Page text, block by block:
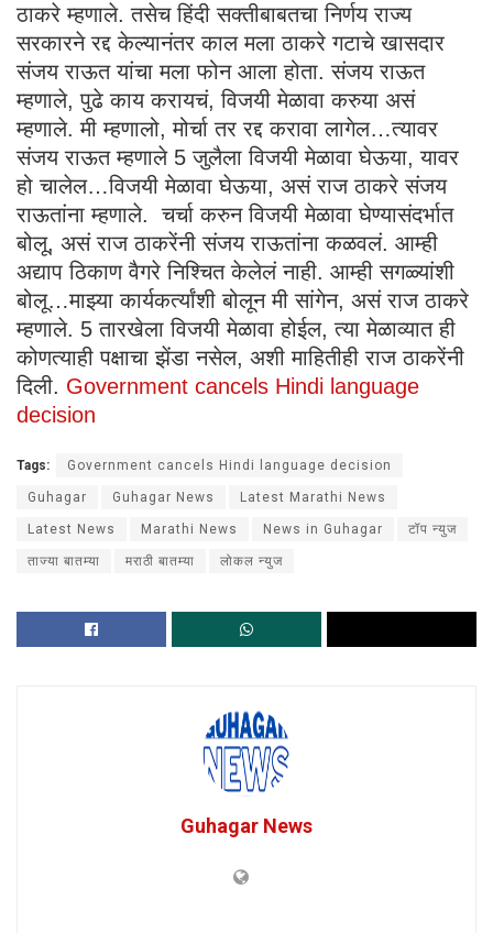
ठाकरे म्हणाले. तसेच हिंदी सक्तीबाबतचा निर्णय राज्य
सरकारने रद्द केल्यानंतर काल मला ठाकरे गटाचे खासदार
संजय राऊत यांचा मला फोन आला होता. संजय राऊत
म्हणाले, पुढे काय करायचं, विजयी मेळावा करुया असं
म्हणाले. मी म्हणालो, मोर्चा तर रद्द करावा लागेल…त्यावर
संजय राऊत म्हणाले 5 जुलैला विजयी मेळावा घेऊया, यावर
हो चालेल…विजयी मेळावा घेऊया, असं राज ठाकरे संजय
राऊतांना म्हणाले. चर्चा करुन विजयी मेळावा घेण्यासंदर्भात
बोलू, असं राज ठाकरेंनी संजय राऊतांना कळवलं. आम्ही
अद्याप ठिकाण वैगरे निश्चित केलेलं नाही. आम्ही सगळ्यांशी
बोलू…माझ्या कार्यकर्त्यांशी बोलून मी सांगेन, असं राज ठाकरे
म्हणाले. 5 तारखेला विजयी मेळावा होईल, त्या मेळाव्यात ही
कोणत्याही पक्षाचा झेंडा नसेल, अशी माहितीही राज ठाकरेंनी
दिली. Government cancels Hindi language
decision
Tags: Government cancels Hindi language decision
Guhagar Guhagar News Latest Marathi News
Latest News Marathi News News in Guhagar टॉप न्युज
ताज्या बातम्या मराठी बातम्या लोकल न्युज
Guhagar News